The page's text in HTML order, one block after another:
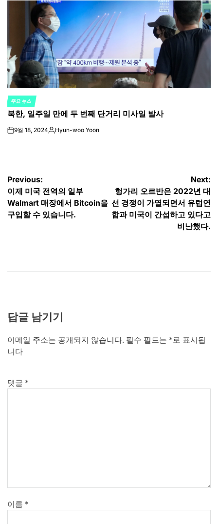
POSTED
IN
주요 뉴스
북한, 일주일 만에 두 번째 단거리 미사일 발사
on9월 18, 2024Posted
Hyun-woo Yoon
글
탐
색
Previous:
이제 미국 전역의 일부
Walmart 매장에서 Bitcoin을
구입할 수 있습니다.
Next:
헝가리 오르반은 2022년 대
선 경쟁이 가열되면서 유럽연
합과 미국이 간섭하고 있다고
비난했다.
답글 남기기
이메일 주소는 공개되지 않습니다. 필수 필드는 *로 표시됩
니다
댓글 *
이름 *